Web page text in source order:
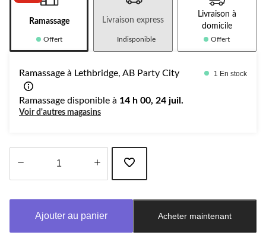
Ramassage
Offert
Livraison express
Indisponible
Livraison à
domicile
Offert
Ramassage à Lethbridge, AB Party City 1 En stock
Ramassage disponible à 14 h 00, 24 juil.
Voir d'autres magasins
à
Ajouter au panier Acheter maintenant